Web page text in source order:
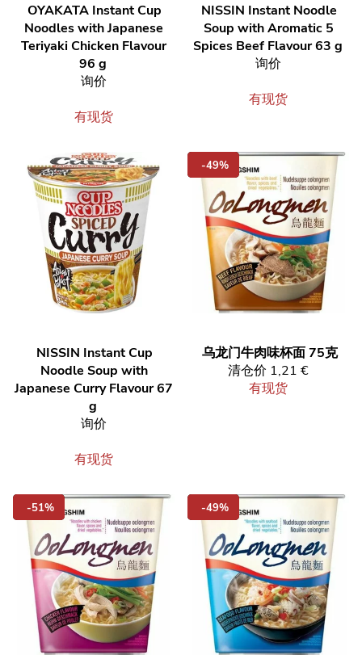
OYAKATA Instant Cup
Noodles with Japanese
Teriyaki Chicken Flavour
96 g
询价
有现货
NISSIN Instant Noodle
Soup with Aromatic 5
Spices Beef Flavour 63 g
询价
有现货
NISSIN Instant Cup
Noodle Soup with
Japanese Curry Flavour 67
g
询价
有现货
-49%
乌龙门牛肉味杯面 75克
清仓价 1,21 €
有现货
-51% -49%